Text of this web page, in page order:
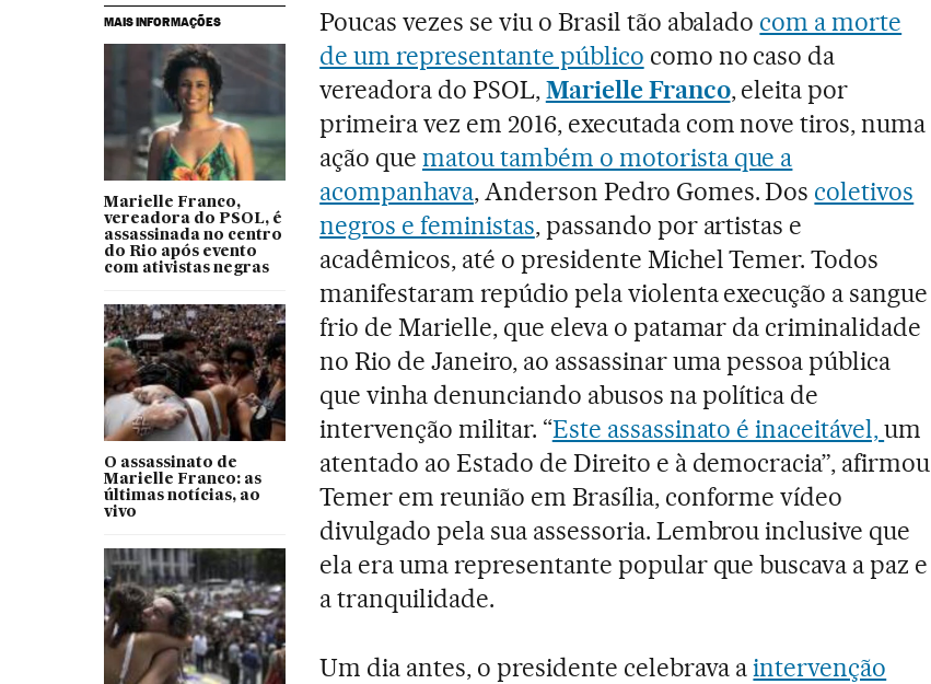
MAIS INFORMAÇÕES
Marielle Franco,
vereadora do PSOL, é
assassinada no centro
do Rio após evento
com ativistas negras
O assassinato de
Marielle Franco: as
últimas notícias, ao
vivo
Poucas vezes se viu o Brasil tão abalado com a morte
de um representante público como no caso da
vereadora do PSOL,Marielle Franco, eleita por
primeira vez em 2016, executada com nove tiros, numa
ação que matou também o motorista que a
acompanhava, Anderson Pedro Gomes. Dos coletivos
negros e feministas, passando por artistas e
acadêmicos, até o presidente Michel Temer. Todos
manifestaram repúdio pela violenta execução a sangue
frio de Marielle, que eleva o patamar da criminalidade
no Rio de Janeiro, ao assassinar uma pessoa pública
que vinha denunciando abusos na política de
intervenção militar. “Este assassinato é inaceitável,um
atentado ao Estado de Direito e à democracia”, afirmou
Temer em reunião em Brasília, conforme vídeo
divulgado pela sua assessoria. Lembrou inclusive que
ela era uma representante popular que buscava a paz e
a tranquilidade.
Um dia antes, o presidente celebrava aintervenção